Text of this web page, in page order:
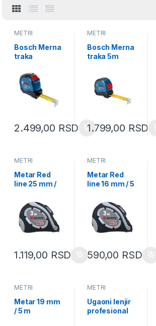
METRI
Bosch Merna
traka
Display
8x8m
Autolock
(1600A02YB
2.499,00 RSD
METRI
Bosch Merna
traka 5m
1.799,00 RSD
METRI
Metar Red
line 25 mm /
0714699923
1.119,00 RSD
METRI
Metar Red
line 16 mm / 5
0714699922
590,00 RSD
METRI
Metar 19 mm
/ 5 m
METRI
Ugaoni lenjir
profesional